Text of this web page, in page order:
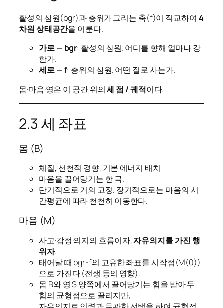
활성의 삼원(bgr)과 층위가 그리는 축(f)이 직교하여 4
차원 상태공간을 이룬다.
가로 — bgr: 활성의 삼원. 어디를 향해 얼마나 강
한가.
세로 — f: 층위의 삼원. 어떤 질로 사는가.
몸·마음·영은 이 공간 위의세 점 / 궤적이다.
2.3 세 좌표
몸 (B)
체질, 선천적 경향, 기본 에너지 배치
마음을 끌어당기는 한 극.
단기적으로 거의 고정. 장기적으로는 마음의 시
간평균에 따라 천천히 이동한다.
마음 (M)
사고·감정·의지의 흐름이자,자유의지를 가진 행
위자.
태어날 때 bgr-f의 고유한 좌표를 시작점(M(0))
으로 가진다 (전생 등의 영향).
몸 B와 영 S 양쪽에서 끌어당기는 힘을 받아 두
힘의 균형점으로 끌리지만,